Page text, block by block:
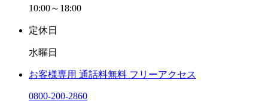
10:00～18:00
定休日
水曜日
お客様専用 通話料無料 フリーアクセス
0800-200-2860